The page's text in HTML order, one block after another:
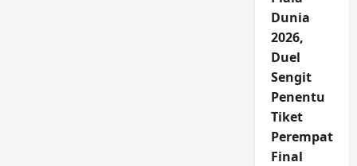
Dunia
2026,
Duel
Sengit
Penentu
Tiket
Perempat
Final